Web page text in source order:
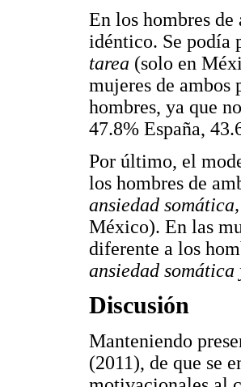
En los hombres
idéntico. Se podía
tarea (solo en
mujeres de ambos
hombres, ya que
47.8% España,
Por último, el
los hombres de
ansiedad
México). En las
diferente a los
ansiedad
Discusión
Manteniendo
(2011), de que se